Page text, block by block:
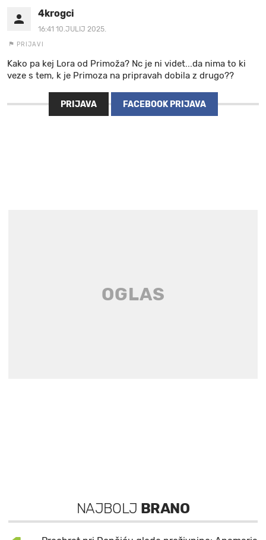
4krogci
16:41 10.JULIJ 2025.
PRIJAVI
Kako pa kej Lora od Primoža? Nc je ni videt...da nima to ki
veze s tem, k je Primoza na pripravah dobila z drugo??
PRIJAVA FACEBOOK PRIJAVA
NAJBOLJ BRANO